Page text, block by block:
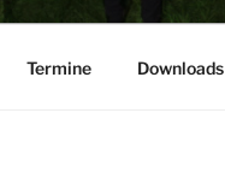
Termine Downloads